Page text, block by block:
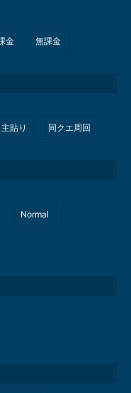
金 無課金
主貼り 同クエ周回
Normal